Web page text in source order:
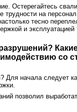
Остерегайтесь
на
тесно
и
со
начала следует
позволил